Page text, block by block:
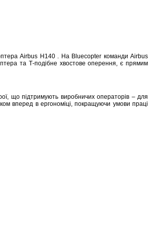
Airbus H140 . На Bluecopter команди Airbus
та Т-подібне хвостове оперення, є прямим
що підтримують виробничих операторів – для
вперед в ергономіці, покращуючи умови праці